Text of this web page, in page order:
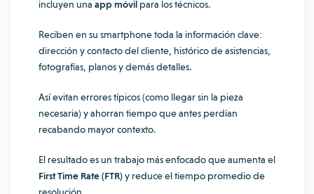
incluyen una app móvil para los técnicos.
Reciben en su smartphone toda la información clave:
dirección y contacto del cliente, histórico de asistencias,
fotografías, planos y demás detalles.
Así evitan errores típicos (como llegar sin la pieza
necesaria) y ahorran tiempo que antes perdían
recabando mayor contexto.
El resultado es un trabajo más enfocado que aumenta el
First Time Rate (FTR)y reduce el tiempo promedio de